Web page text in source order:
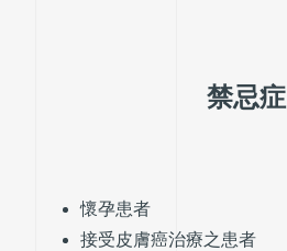
禁忌症
懷孕患者
接受皮膚癌治療之患者